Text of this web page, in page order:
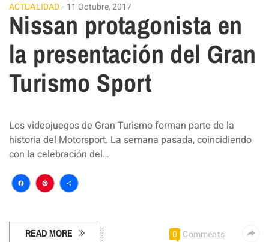
ACTUALIDAD 11 Octubre, 2017
Nissan protagonista en
la presentación del Gran
Turismo Sport
Los videojuegos de Gran Turismo forman parte de la
historia del Motorsport. La semana pasada, coincidiendo
con la celebración del…
Facebook
Pinterest
Compartir
READ MORE 0 Comments